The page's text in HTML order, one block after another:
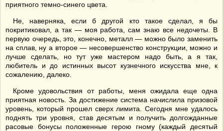
приятного темно-синего цвета.
Не, наверняка, если б другой кто такое сделал, я бы
покритиковал, а так — моя работа, сам знаю все недочеты. В
первую очередь, это, конечно, металл — можно было заменить
на сплав, ну а второе — несовершенство конструкции, можно и
лучше сделать, но тут уже мастером надо быть, а я так,
любитель и до истинных высот кузнечного искусства мне, к
сожалению, далеко.
Кроме удовольствия от работы, меня ожидала еще одна
приятная новость. За достижение система начислила призовой
уровень, который прошел сверх лимита. Сегодня мне удалось
поднять три уровня, став десятым и получить долгожданные
расовые бонусы положенные герою гному (каждый десятый